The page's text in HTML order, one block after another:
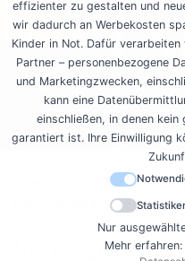
effizienter zu gestalten und
wir dadurch an Werbekosten
Kinder in Not. Dafür
Partner – personenbezogene
und Marketingzwecken,
kann eine
einschließen, in denen
garantiert ist. Ihre Einwilligung
Nur
Mehr
Weltweit
Wie